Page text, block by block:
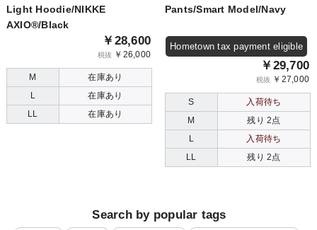
Light Hoodie/NIKKE
AXIO®/Black
￥28,600
税抜 ￥26,000
M
在庫あり
L
在庫あり
LL
在庫あり
Pants/Smart Model/Navy
Hometown tax payment eligible
￥29,700
税抜 ￥27,000
S
入荷待ち
M
残り 2点
L
入荷待ち
LL
残り 2点
Search by popular tags